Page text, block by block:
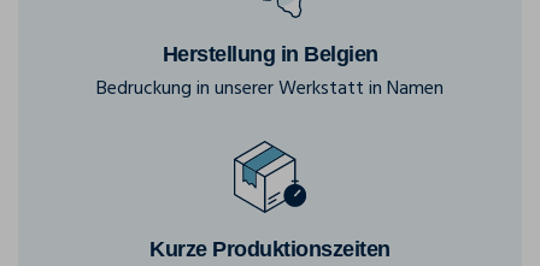
Herstellung in Belgien
Bedruckung in unserer Werkstatt in Namen
Kurze Produktionszeiten